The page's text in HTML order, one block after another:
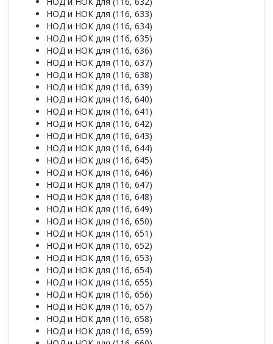
НОД и НОК для (116, 633)
НОД и НОК для (116, 634)
НОД и НОК для (116, 635)
НОД и НОК для (116, 636)
НОД и НОК для (116, 637)
НОД и НОК для (116, 638)
НОД и НОК для (116, 639)
НОД и НОК для (116, 640)
НОД и НОК для (116, 641)
НОД и НОК для (116, 642)
НОД и НОК для (116, 643)
НОД и НОК для (116, 644)
НОД и НОК для (116, 645)
НОД и НОК для (116, 646)
НОД и НОК для (116, 647)
НОД и НОК для (116, 648)
НОД и НОК для (116, 649)
НОД и НОК для (116, 650)
НОД и НОК для (116, 651)
НОД и НОК для (116, 652)
НОД и НОК для (116, 653)
НОД и НОК для (116, 654)
НОД и НОК для (116, 655)
НОД и НОК для (116, 656)
НОД и НОК для (116, 657)
НОД и НОК для (116, 658)
НОД и НОК для (116, 659)